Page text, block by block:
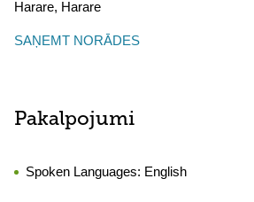
Harare, Harare
SAŅEMT NORĀDES
Pakalpojumi
Spoken Languages: English